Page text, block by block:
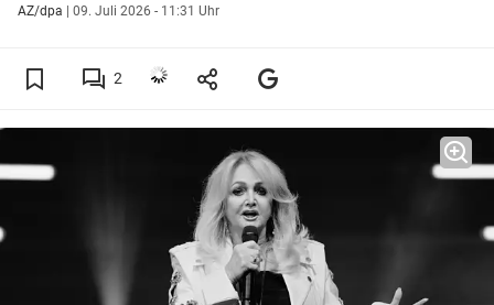
AZ/dpa | 09. Juli 2026 - 11:31 Uhr
2